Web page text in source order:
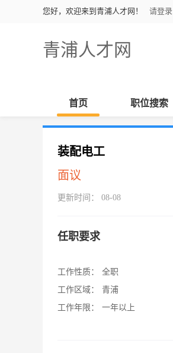
您好，欢迎来到青浦人才网！ 请登录
青浦人才网
首页 职位搜索
装配电工
面议
更新时间： 08-08
任职要求
工作性质：
全职
工作区域：
青浦
工作年限：
一年以上